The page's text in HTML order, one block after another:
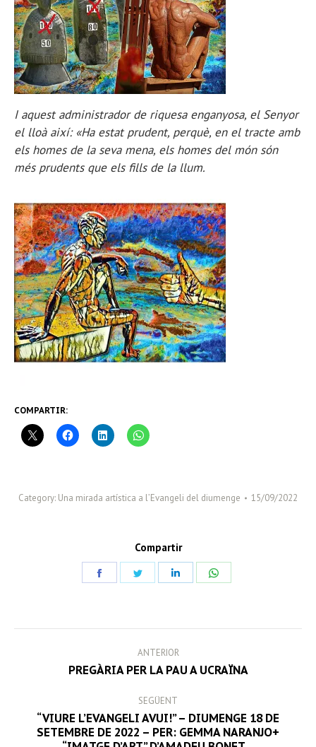
I aquest administrador de riquesa enganyosa, el Senyor
el lloà així: «Ha estat prudent, perquè, en el tracte amb
els homes de la seva mena, els homes del món són
més prudents que els fills de la llum.
COMPARTIR:
Category: Una mirada artística a l’Evangeli del diumenge 15/09/2022
Compartir
NAVIGATION
ANTERIOR
Previous
PREGÀRIA PER LA PAU A UCRAÏNA
SEGÜENT
Next
“VIURE L’EVANGELI AVUI!” – DIUMENGE 18 DE
SETEMBRE DE 2022 – PER: GEMMA NARANJO+